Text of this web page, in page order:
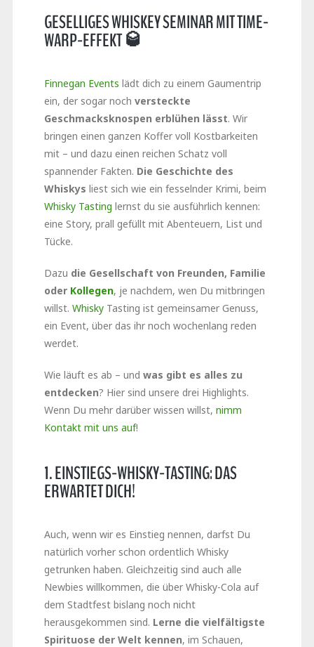
GESELLIGES WHISKEY SEMINAR MIT TIME-
WARP-EFFEKT 🥃
Finnegan Events lädt dich zu einem Gaumentrip
ein, der sogar noch versteckte
Geschmacksknospen erblühen lässt. Wir
bringen einen ganzen Koffer voll Kostbarkeiten
mit – und dazu einen reichen Schatz voll
spannender Fakten. Die Geschichte des
Whiskys liest sich wie ein fesselnder Krimi, beim
Whisky Tasting lernst du sie ausführlich kennen:
eine Story, prall gefüllt mit Abenteuern, List und
Tücke.
Dazu die Gesellschaft von Freunden, Familie
oder Kollegen, je nachdem, wen Du mitbringen
willst. WhiskyTasting ist gemeinsamer Genuss,
ein Event, über das ihr noch wochenlang reden
werdet.
Wie läuft es ab – und was gibt es alles zu
entdecken? Hier sind unsere drei Highlights.
Wenn Du mehr darüber wissen willst, nimm
Kontakt mit uns auf!
1. EINSTIEGS-WHISKY-TASTING: DAS
ERWARTET DICH!
Auch, wenn wir es Einstieg nennen, darfst Du
natürlich vorher schon ordentlich Whisky
getrunken haben. Gleichzeitig sind auch alle
Newbies willkommen, die über Whisky-Cola auf
dem Stadtfest bislang noch nicht
herausgekommen sind. Lerne die vielfältigste
Spirituose der Welt kennen, im Schauen,